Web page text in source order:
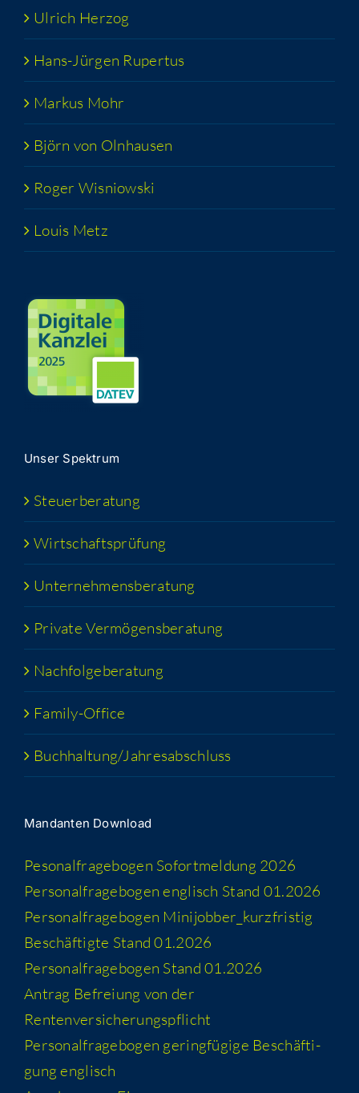
Ulrich Her­zog
Hans-Jür­­gen Rupertus
Mar­kus Mohr
Björn von Olnhausen
Roger Wis­niow­ski
Lou­is Metz
Unser Spek­trum
Steu­er­be­ra­tung
Wirt­schafts­prü­fung
Unter­neh­mens­be­ra­tung
Pri­va­te Vermögensberatung
Nach­fol­ge­be­ra­tung
Fami­­ly-Office
Buchhaltung/​​Jahresabschluss
Man­dan­ten Download
Peso­nal­fra­ge­bo­gen Sofort­mel­dung 2026
Per­so­nal­fra­ge­bo­gen eng­lisch Stand 01.2026
Per­so­nal­fra­ge­bo­gen Minijobber_​kurzfristig
Beschäf­tig­te Stand 01.2026
Per­so­nal­fra­ge­bo­gen Stand 01.2026
Antrag Befrei­ung von der
Rentenversicherungspflicht
Per­so­nal­fra­ge­bo­gen gering­fü­gi­ge Beschäf­ti­
gung englisch